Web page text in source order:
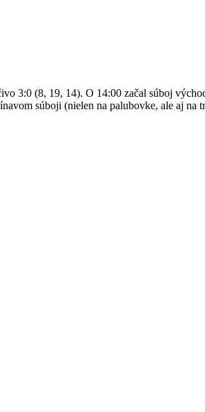
3:0 (8, 19, 14). O 14:00 začal súboj
súboji (nielen na palubovke, ale aj